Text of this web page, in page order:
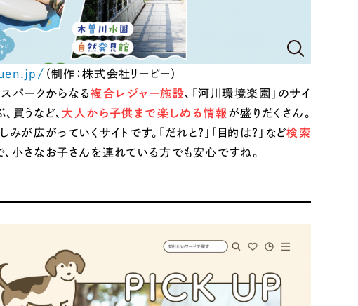
。
サイトなど、「コンサルティング型」でのWebサイト制作を承ります。
見てみる（制作：株式会社リーピー）
スパークからなる複合レジャー施設、「河川環境楽園」のサイ
買うなど、 大人から子供まで楽しめる情報 が盛りだくさん。
広がっていくサイトです。「だれと？」「目的は？」など検索
小さなお子さんを連れている方でも安心ですね。